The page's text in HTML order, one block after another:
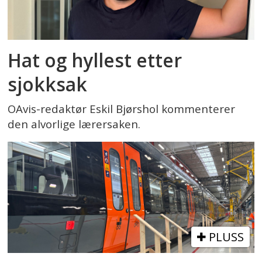
Hat og hyllest etter
sjokksak
OAvis-redaktør Eskil Bjørshol kommenterer
den alvorlige lærersaken.
PLUSS